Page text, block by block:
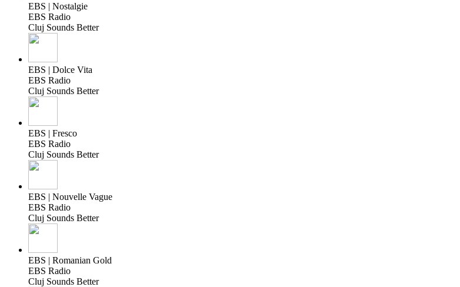
EBS | Nostalgie
EBS Radio
Cluj Sounds Better
EBS | Dolce Vita
EBS Radio
Cluj Sounds Better
EBS | Fresco
EBS Radio
Cluj Sounds Better
EBS | Nouvelle Vague
EBS Radio
Cluj Sounds Better
EBS | Romanian Gold
EBS Radio
Cluj Sounds Better